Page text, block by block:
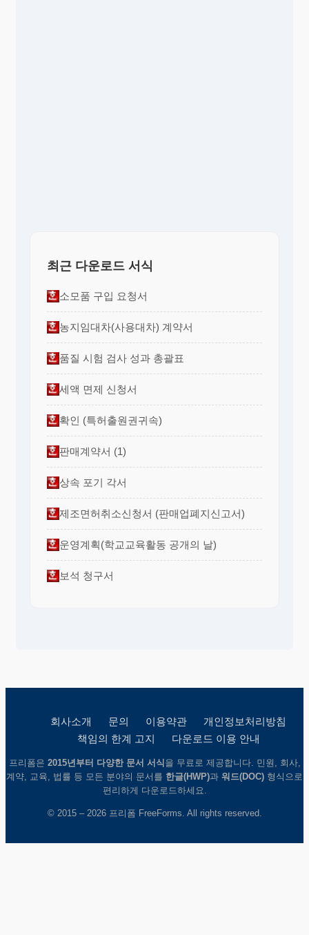
최근 다운로드 서식
소모품 구입 요청서
농지임대차(사용대차) 계약서
품질 시험 검사 성과 총괄표
세액 면제 신청서
확인 (특허출원권귀속)
판매계약서 (1)
상속 포기 각서
제조면허취소신청서 (판매업폐지신고서)
운영계획(학교교육활동 공개의 날)
보석 청구서
회사소개 문의 이용약관
개인정보처리방침
책임의 한계 고지
다운로드 이용 안내
프리폼은 2015년부터 다양한 문서 서식 을 무료로 제공합니다. 민원, 회사,
계약, 교육, 법률 등 모든 분야의 문서를 한글(HWP)과 워드(DOC) 형식으로
편리하게 다운로드하세요.
© 2015 – 2026 프리폼 FreeForms. All rights reserved.